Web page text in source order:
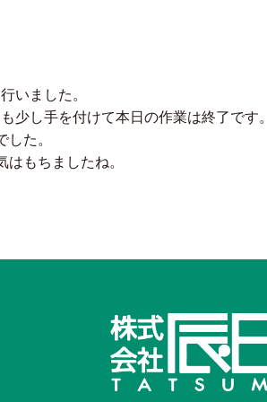
いました。
少し手を付けて本日の作業は終了です。
た。
もちましたね。